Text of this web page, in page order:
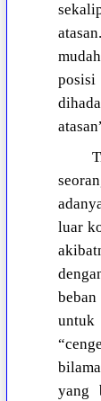
luar
yang